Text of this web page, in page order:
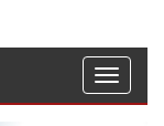
Toggle